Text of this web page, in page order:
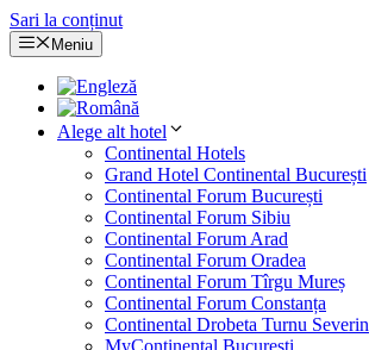
Sari la conținut
Meniu
Alege alt hotel
Continental Hotels
Grand Hotel Continental București
Continental Forum București
Continental Forum Sibiu
Continental Forum Arad
Continental Forum Oradea
Continental Forum Tîrgu Mureș
Continental Forum Constanța
Continental Drobeta Turnu Severin